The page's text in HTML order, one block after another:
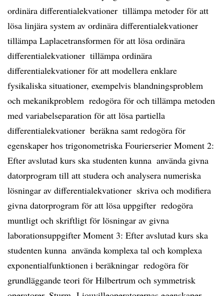
ordinära differentialekvationer  tillämpa metoder för att
lösa linjära system av ordinära differentialekvationer 
tillämpa Laplacetransformen för att lösa ordinära
differentialekvationer  tillämpa ordinära
differentialekvationer för att modellera enklare
fysikaliska situationer, exempelvis blandningsproblem
och mekanikproblem  redogöra för och tillämpa metoden
med variabelseparation för att lösa partiella
differentialekvationer  beräkna samt redogöra för
egenskaper hos trigonometriska Fourierserier Moment 2:
Efter avslutad kurs ska studenten kunna  använda givna
datorprogram till att studera och analysera numeriska
lösningar av differentialekvationer  skriva och modifiera
givna datorprogram för att lösa uppgifter  redogöra
muntligt och skriftligt för lösningar av givna
laborationsuppgifter Moment 3: Efter avslutad kurs ska
studenten kunna  använda komplexa tal och komplexa
exponentialfunktionen i beräkningar  redogöra för
grundläggande teori för Hilbertrum och symmetrisk